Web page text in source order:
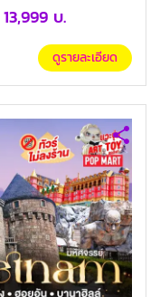
13,999 บ.
ดูรายละเอียด